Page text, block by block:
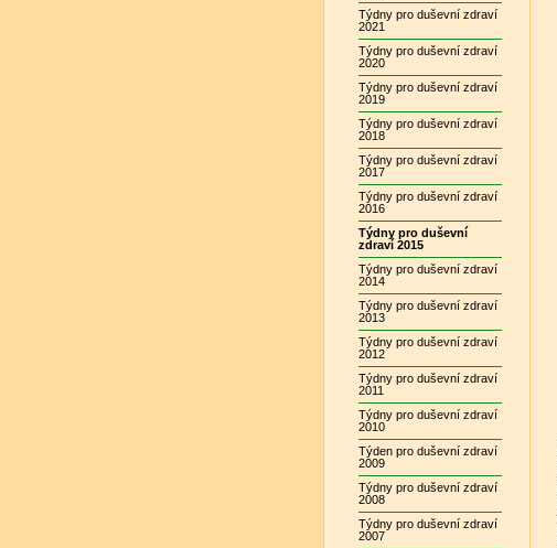
Týdny pro duševní zdraví
2021
Týdny pro duševní zdraví
2020
Týdny pro duševní zdraví
2019
Týdny pro duševní zdraví
2018
Týdny pro duševní zdraví
2017
Týdny pro duševní zdraví
2016
Týdny pro duševní
zdraví 2015
Týdny pro duševní zdraví
2014
Týdny pro duševní zdraví
2013
Týdny pro duševní zdraví
2012
Týdny pro duševní zdraví
2011
Týdny pro duševní zdraví
2010
Týden pro duševní zdraví
2009
Týdny pro duševní zdraví
2008
Týdny pro duševní zdraví
2007